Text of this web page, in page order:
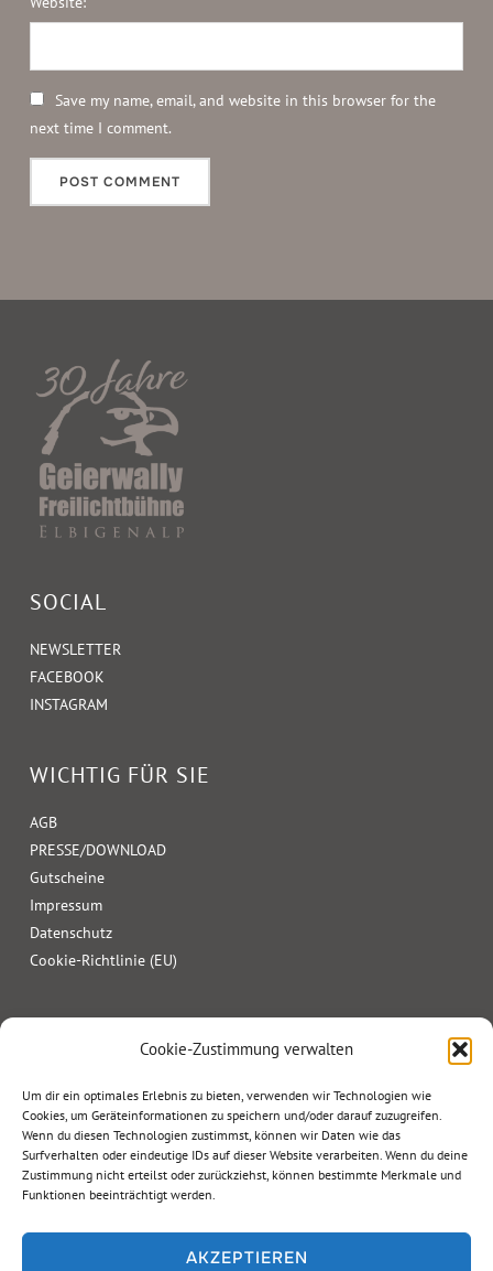
Cookie-Zustimmung verwalten
Um dir ein optimales Erlebnis zu bieten, verwenden wir Technologien wie
Cookies, um Geräteinformationen zu speichern und/oder darauf zuzugreifen.
Wenn du diesen Technologien zustimmst, können wir Daten wie das
Surfverhalten oder eindeutige IDs auf dieser Website verarbeiten. Wenn du deine
Zustimmung nicht erteilst oder zurückziehst, können bestimmte Merkmale und
Funktionen beeinträchtigt werden.
AKZEPTIEREN
Save my name, email, and website in this browser for the
next time I comment.
SOCIAL
NEWSLETTER
FACEBOOK
INSTAGRAM
WICHTIG FÜR SIE
AGB
PRESSE/DOWNLOAD
Gutscheine
Impressum
Datenschutz
Cookie-Richtlinie (EU)